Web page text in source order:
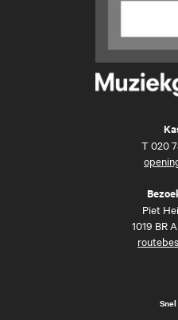
T 020
Piet
1019 BR